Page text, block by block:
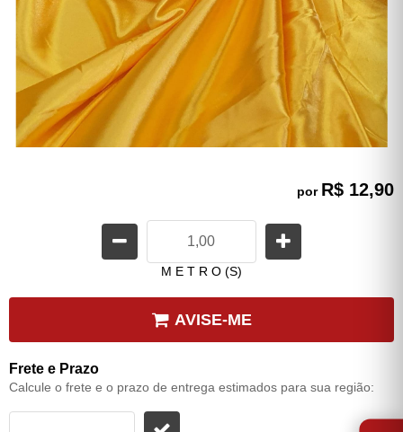
por R$ 12,90
M E T R O (S)
AVISE-ME
Frete e Prazo
Calcule o frete e o prazo de entrega estimados para sua região:
⭐